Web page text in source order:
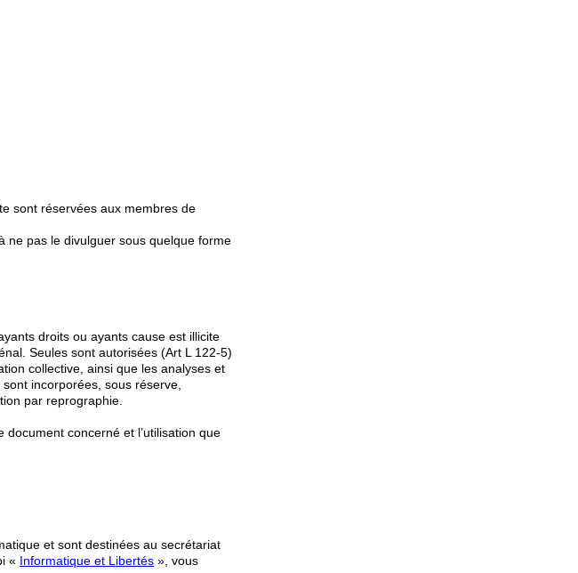
sont réservées aux membres de
ne pas le divulguer sous quelque forme
droits ou ayants cause est illicite
Seules sont autorisées (Art L 122-5)
collective, ainsi que les analyses et
incorporées, sous réserve,
par reprographie.
concerné et l’utilisation que
et sont destinées au secrétariat
« Informatique et Libertés », vous